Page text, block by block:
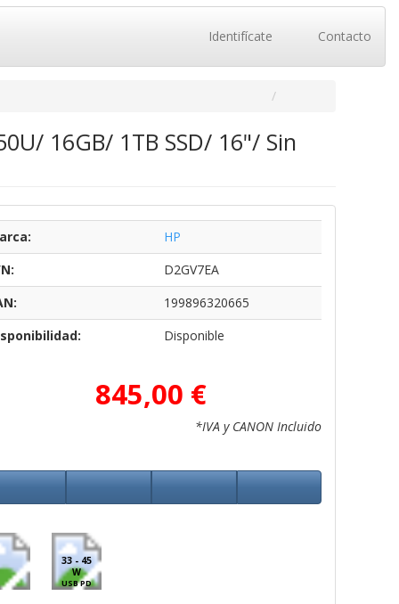
Identifícate Contacto
16GB/ 1TB SSD/ 16"/ Sin
HP
D2GV7EA
199896320665
Disponible
845,00 €
*IVA y CANON Incluido
33 - 45
W
USB PD